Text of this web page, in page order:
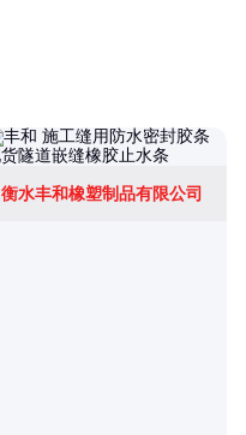
衡水丰和橡塑制品有限公司